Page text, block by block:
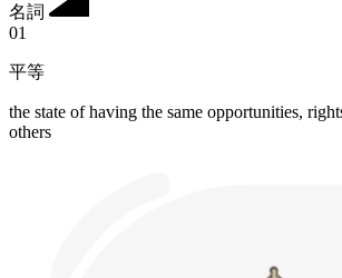
名詞
01
平等
the state of having the same opportunities,
others